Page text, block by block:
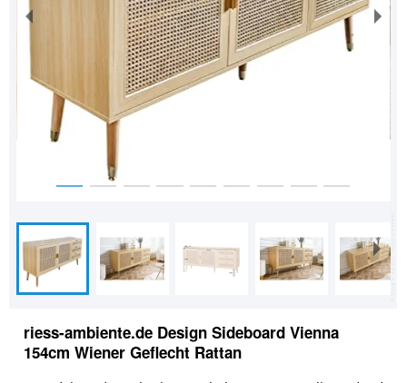
riess-ambiente.de Design Sideboard Vienna
154cm Wiener Geflecht Rattan